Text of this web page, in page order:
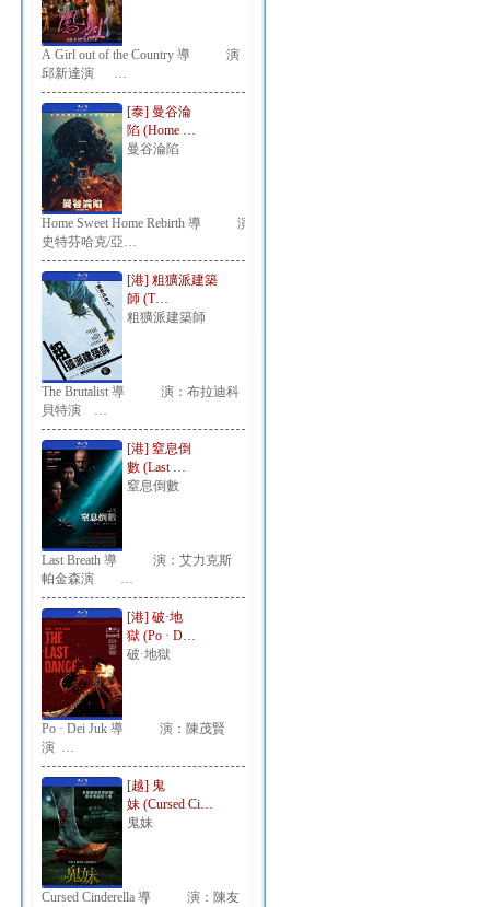
A Girl out of the Country 導 演：
邱新達演 …
[泰] 曼谷淪
陷 (Home …
曼谷淪陷
Home Sweet Home Rebirth 導 演：
史特芬哈克/亞…
[港] 粗獷派建築
師 (T…
粗獷派建築師
The Brutalist 導 演：布拉迪科
貝特演 …
[港] 窒息倒
數 (Last …
窒息倒數
Last Breath 導 演：艾力克斯
帕金森演 …
[港] 破·地
獄 (Po · D…
破·地獄
Po · Dei Juk 導 演：陳茂賢
演 …
[越] 鬼
妹 (Cursed Ci…
鬼妹
Cursed Cinderella 導 演：陳友